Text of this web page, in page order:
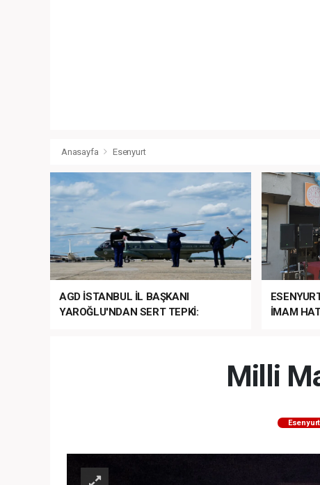
Anasayfa Esenyurt
AGD İSTANBUL İL BAŞKANI
YAROĞLU'NDAN SERT TEPKİ:
İMAM
Milli
Esenyurt